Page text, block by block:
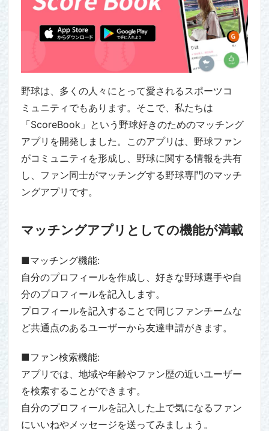
野球は、多くの人々にとって愛されるスポーツコ
ミュニティでもあります。そこで、私たちは
「ScoreBook」という野球好きのためのマッチング
アプリを開発しました。このアプリは、野球ファン
がコミュニティを形成し、野球に関する情報を共有
し、ファン同士がマッチングする野球専門のマッチ
ングアプリです。
マッチングアプリとしての機能が満載
■マッチング機能:
自分のプロフィールを作成し、好きな野球選手や自
分のプロフィールを記入します。
プロフィールを記入することで同じファンチームな
ど共通点のあるユーザーから友達申請がきます。
■ファン検索機能:
アプリでは、地域や年齢やファン歴の近いユーザー
を検索することができます。
自分のプロフィールを記入した上で気になるファン
にいいねやメッセージを送ってみましょう。